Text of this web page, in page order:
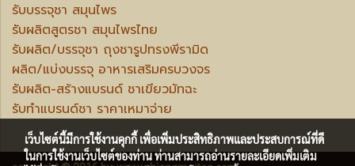
รับบรรจุชา สมุนไพร
รับผลิตสูตรชา สมุนไพรไทย
รับผลิต/บรรจุชา ถุงชารูปทรงพีรามิด
ผลิต/แบ่งบรรจุ อาหารเสริมครบวงจร
รับผลิต-สร้างแบรนด์ ชาเขียวมัทฉะ
รับทำแบรนด์ชา ราคาเหมาจ่าย
เว็บไซต์นี้มีการใช้งานคุกกี้ เพื่อเพิ่มประสิทธิภาพและประสบการณ์ที่ดี
ในการใช้งานเว็บไซต์ของท่าน ท่านสามารถอ่านรายละเอียดเพิ่มเติม